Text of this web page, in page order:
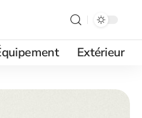
Extérieur